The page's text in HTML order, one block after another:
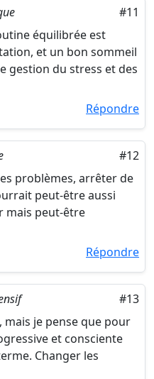
#11
équilibrée est
et un bon sommeil
gestion du stress et des
Répondre
#12
problèmes, arrêter de
peut-être aussi
mais peut-être
Répondre
#13
mais je pense que pour
et consciente
Changer les